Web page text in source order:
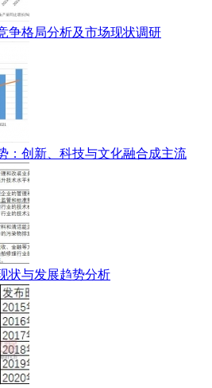
争格局分析及市场现状调研
：创新、科技与文化融合成主流
状与发展趋势分析